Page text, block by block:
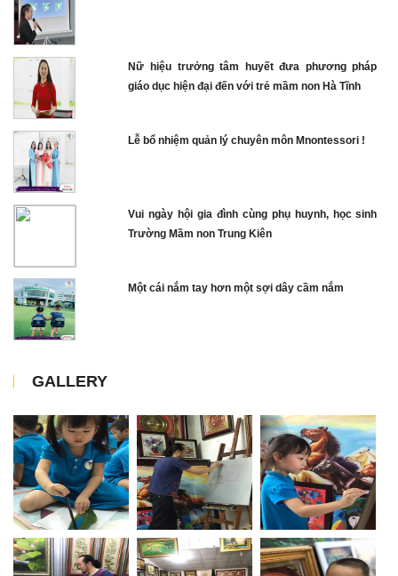
Nữ hiệu trưởng tâm huyết đưa phương pháp
giáo dục hiện đại đến với trẻ mầm non Hà Tĩnh
Lễ bổ nhiệm quản lý chuyên môn Mnontessori !
Vui ngày hội gia đình cùng phụ huynh, học sinh
Trường Mầm non Trung Kiên
Một cái nắm tay hơn một sợi dây cầm nắm
GALLERY